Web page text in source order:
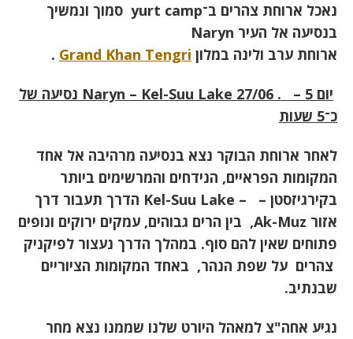
נאכל ארוחת צהרים ב־yurt camp סמוך ונמשיך
בנסיעה אל העיר Naryn
ארוחת ערב ולינה במלון Grand Khan Tengri
.
יום 5 – . Naryn – Kel-Suu Lake 27/06
נסיעה של
כ־5 שעות
לאחר ארוחת הבוקר נצא בנסיעה מרהיבה אל אחד
המקומות הפראיים, הנידחים והמרשימים ביותר
בקירגיזסטן –
– Kel-Suu Lake
הדרך תעבור דרך
אזור Ak-Muz,
בין הרים גבוהים, עמקים ירוקים ונופים
פתוחים שאין להם סוף. במהלך הדרך נעצור לפיקניק
צהרים על שפת הנהר, באחד המקומות הציוריים
שבנתיב.
נגיע אחה"צ למאהל היורט שלנו שממנו נצא מחר